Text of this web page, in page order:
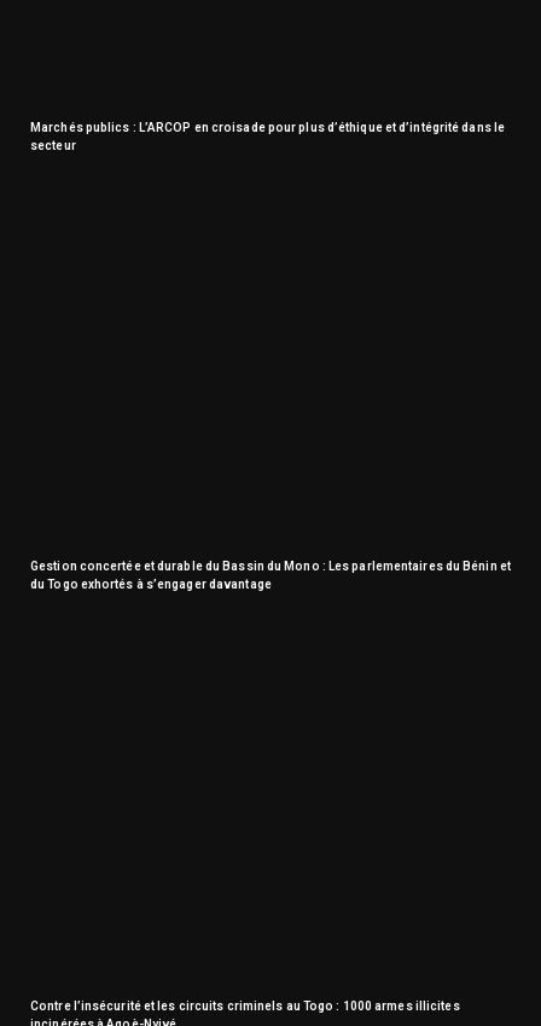
Marchés publics : L’ARCOP en croisade pour plus d’éthique et d’intégrité dans le
secteur
Gestion concertée et durable du Bassin du Mono : Les parlementaires du Bénin et
du Togo exhortés à s’engager davantage
Contre l’insécurité et les circuits criminels au Togo : 1000 armes illicites